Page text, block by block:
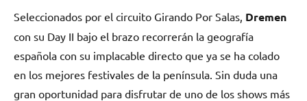
Seleccionados por el circuito Girando Por Salas, Dremen
con su Day II bajo el brazo recorrerán la geografía
española con su implacable directo que ya se ha colado
en los mejores festivales de la península. Sin duda una
gran oportunidad para disfrutar de uno de los shows más